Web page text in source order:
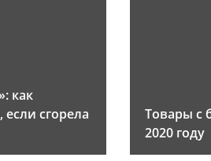
как
сгорела
Товары с
2020 году